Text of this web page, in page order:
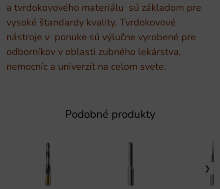
a tvrdokovového materiálu sú základom pre
vysoké štandardy kvality. Tvrdokovové
nástroje v ponuke sú výlučne vyrobené pre
odborníkov v oblasti zubného lekárstva,
nemocníc a univerzít na celom svete.
Podobné produkty